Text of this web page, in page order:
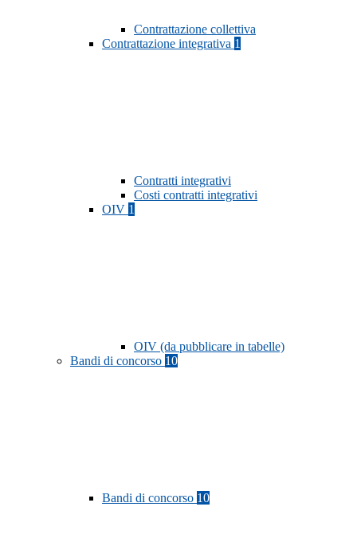
Contrattazione collettiva
Contrattazione integrativa 1
Contratti integrativi
Costi contratti integrativi
OIV 1
OIV (da pubblicare in tabelle)
Bandi di concorso 10
Bandi di concorso 10